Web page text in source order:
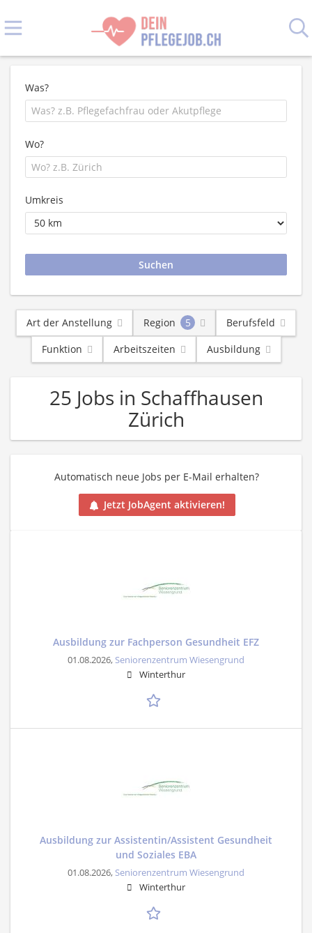
Was?
Wo?
Umkreis
Art der Anstellung Region 5
Berufsfeld
Funktion
Arbeitszeiten Ausbildung
25 Jobs in Schaffhausen
Zürich
Automatisch neue Jobs per E-Mail erhalten?
Jetzt JobAgent aktivieren!
Ausbildung zur Fachperson Gesundheit EFZ
01.08.2026, Seniorenzentrum Wiesengrund
Winterthur
Ausbildung zur Assistentin/Assistent Gesundheit
und Soziales EBA
01.08.2026, Seniorenzentrum Wiesengrund
Winterthur